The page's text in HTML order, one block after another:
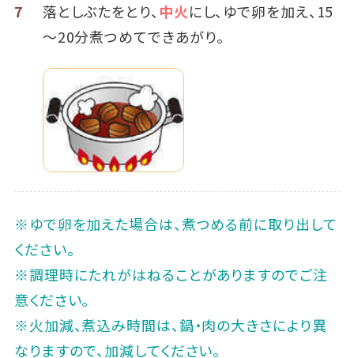
7 落としぶたをとり、 中火にし、ゆで卵を加え、15
～20分煮つめてできあがり。
※ゆで卵を加えた場合は、煮つめる前に取り出して
ください。
※調理時にたれがはねることがありますのでご注
意ください。
※火加減、煮込み時間は、鍋・肉の大きさにより異
なりますので、加減してください。